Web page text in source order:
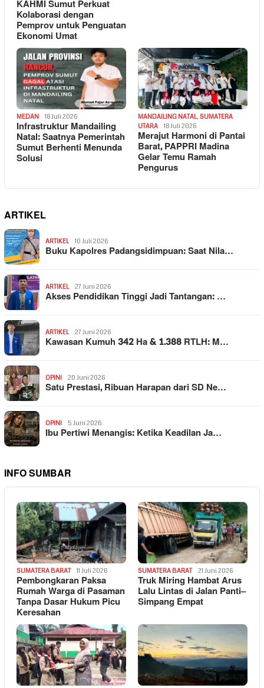
KAHMI Sumut Perkuat
Kolaborasi dengan
Pemprov untuk Penguatan
Ekonomi Umat
MEDAN 18 Juli 2026
Infrastruktur Mandailing
Natal: Saatnya Pemerintah
Sumut Berhenti Menunda
Solusi
MANDAILING NATAL, SUMATERA
UTARA
18 Juli 2026
Merajut Harmoni di Pantai
Barat, PAPPRI Madina
Gelar Temu Ramah
Pengurus
ARTIKEL
ARTIKEL 10 Juli 2026
Buku Kapolres Padangsidimpuan: Saat Nila…
ARTIKEL 27 Juni 2026
Akses Pendidikan Tinggi Jadi Tantangan: …
ARTIKEL 27 Juni 2026
Kawasan Kumuh 342 Ha & 1.388 RTLH: M…
OPINI 20 Juni 2026
Satu Prestasi, Ribuan Harapan dari SD Ne…
OPINI 5 Juni 2026
Ibu Pertiwi Menangis: Ketika Keadilan Ja…
INFO SUMBAR
SUMATERA BARAT 11 Juli 2026
Pembongkaran Paksa
Rumah Warga di Pasaman
Tanpa Dasar Hukum Picu
Keresahan
SUMATERA BARAT 21 Juni 2026
Truk Miring Hambat Arus
Lalu Lintas di Jalan Panti–
Simpang Empat